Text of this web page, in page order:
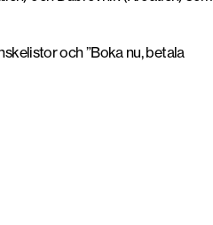
och ”Boka nu, betala